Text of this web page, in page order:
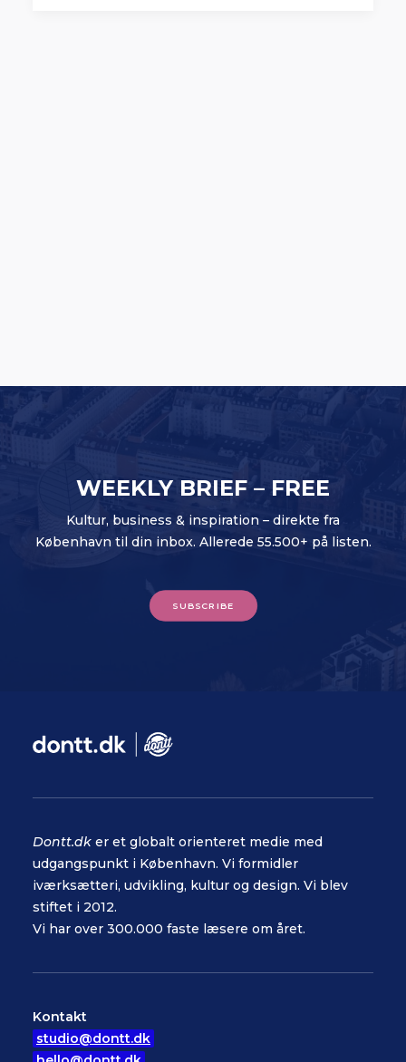
WEEKLY BRIEF – FREE
Kultur, business & inspiration – direkte fra
København til din inbox. Allerede 55.500+ på listen.
SUBSCRIBE
Dontt.dk er et globalt orienteret medie med
udgangspunkt i København. Vi formidler
iværksætteri, udvikling, kultur og design. Vi blev
stiftet i 2012.
Vi har over 300.000 faste læsere om året.
Kontakt
studio@dontt.dk